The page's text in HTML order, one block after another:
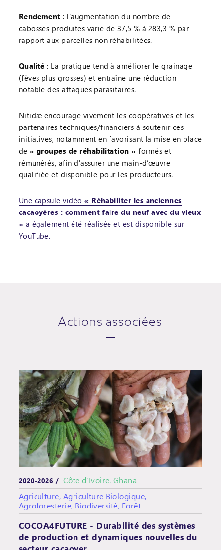
Rendement : l'augmentation du nombre de
cabosses produites varie de 37,5 % à 283,3 % par
rapport aux parcelles non réhabilitées.
Qualité : La pratique tend à améliorer le grainage
(fèves plus grosses) et entraîne une réduction
notable des attaques parasitaires.
Nitidæ encourage vivement les coopératives et les
partenaires techniques/financiers à soutenir ces
initiatives, notamment en favorisant la mise en place
de« groupes de réhabilitation » formés et
rémunérés, afin d'assurer une main-d’œuvre
qualifiée et disponible pour les producteurs.
Une capsule vidéo« Réhabiliter les anciennes
cacaoyères : comment faire du neuf avec du vieux
» a également été réalisée et est disponible sur
YouTube.
Actions associées
2020-2026 / Côte d’Ivoire, Ghana
Agriculture, Agriculture Biologique,
Agroforesterie, Biodiversité, Forêt
COCOA4FUTURE - Durabilité des systèmes
de production et dynamiques nouvelles du